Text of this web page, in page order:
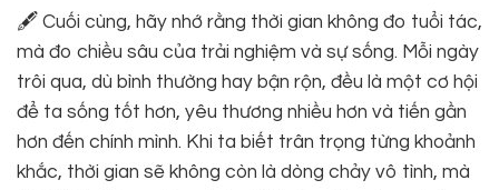
🖋 Cuối cùng, hãy nhớ rằng thời gian không đo tuổi tác,
mà đo chiều sâu của trải nghiệm và sự sống. Mỗi ngày
trôi qua, dù bình thường hay bận rộn, đều là một cơ hội
để ta sống tốt hơn, yêu thương nhiều hơn và tiến gần
hơn đến chính mình. Khi ta biết trân trọng từng khoảnh
khắc, thời gian sẽ không còn là dòng chảy vô tình, mà